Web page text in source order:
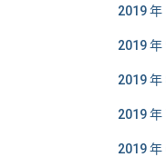
2019 年
2019 年
2019 年
2019 年
2019 年